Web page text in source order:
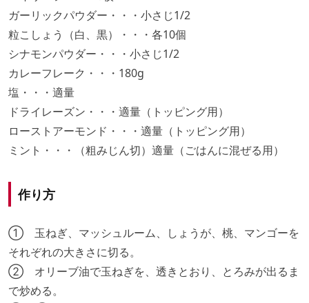
ガーリックパウダー・・・小さじ1/2
粒こしょう（白、黒）・・・各10個
シナモンパウダー・・・小さじ1/2
カレーフレーク・・・180g
塩・・・適量
ドライレーズン・・・適量（トッピング用）
ローストアーモンド・・・適量（トッピング用）
ミント・・・（粗みじん切）適量（ごはんに混ぜる用）
作り方
① 玉ねぎ、マッシュルーム、しょうが、桃、マンゴーを
それぞれの大きさに切る。
② オリーブ油で玉ねぎを、透きとおり、とろみが出るま
で炒める。